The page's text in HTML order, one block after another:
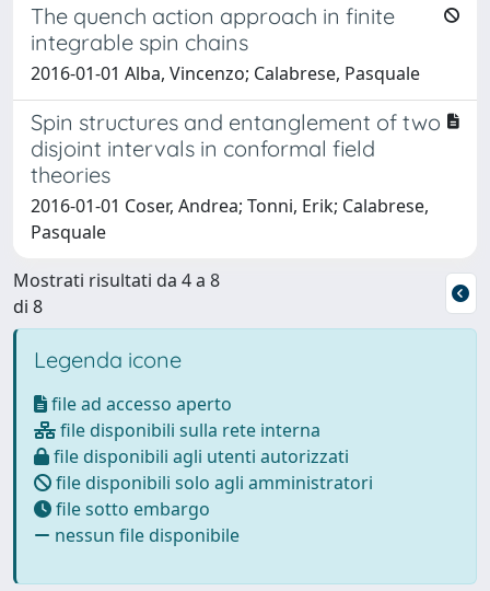
The quench action approach in finite
integrable spin chains
2016-01-01 Alba, Vincenzo; Calabrese, Pasquale
Spin structures and entanglement of two
disjoint intervals in conformal field
theories
2016-01-01 Coser, Andrea; Tonni, Erik; Calabrese,
Pasquale
Mostrati risultati da 4 a 8
di 8
Legenda icone
file ad accesso aperto
file disponibili sulla rete interna
file disponibili agli utenti autorizzati
file disponibili solo agli amministratori
file sotto embargo
nessun file disponibile